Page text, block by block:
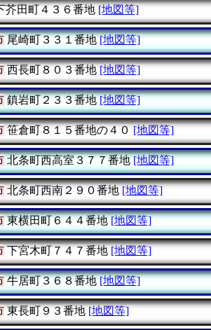
芥田町４３６番地 [地図等]
尾崎町３３１番地 [地図等]
西長町８０３番地 [地図等]
鎮岩町２３３番地 [地図等]
笹倉町８１５番地の４０ [地図等]
北条町西高室３７７番地 [地図等]
北条町西南２９０番地 [地図等]
東横田町６４４番地 [地図等]
下宮木町７４７番地 [地図等]
牛居町３６８番地 [地図等]
東長町９３番地 [地図等]